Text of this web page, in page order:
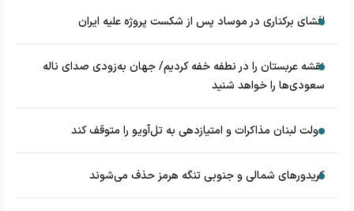
افشای برکناری در موساد پس از شکست پروژه علیه ایران
نقشه عربستان را در نطفه خفه کردیم/ جهان به‌زودی صدای ناله
سعودی‌ها را خواهد شنید
دولت لبنان مذاکرات و امتیازدهی به تل‌آویو را متوقف کند
کریدورهای شمالی و جنوبی تنگه هرمز حذف می‌شوند